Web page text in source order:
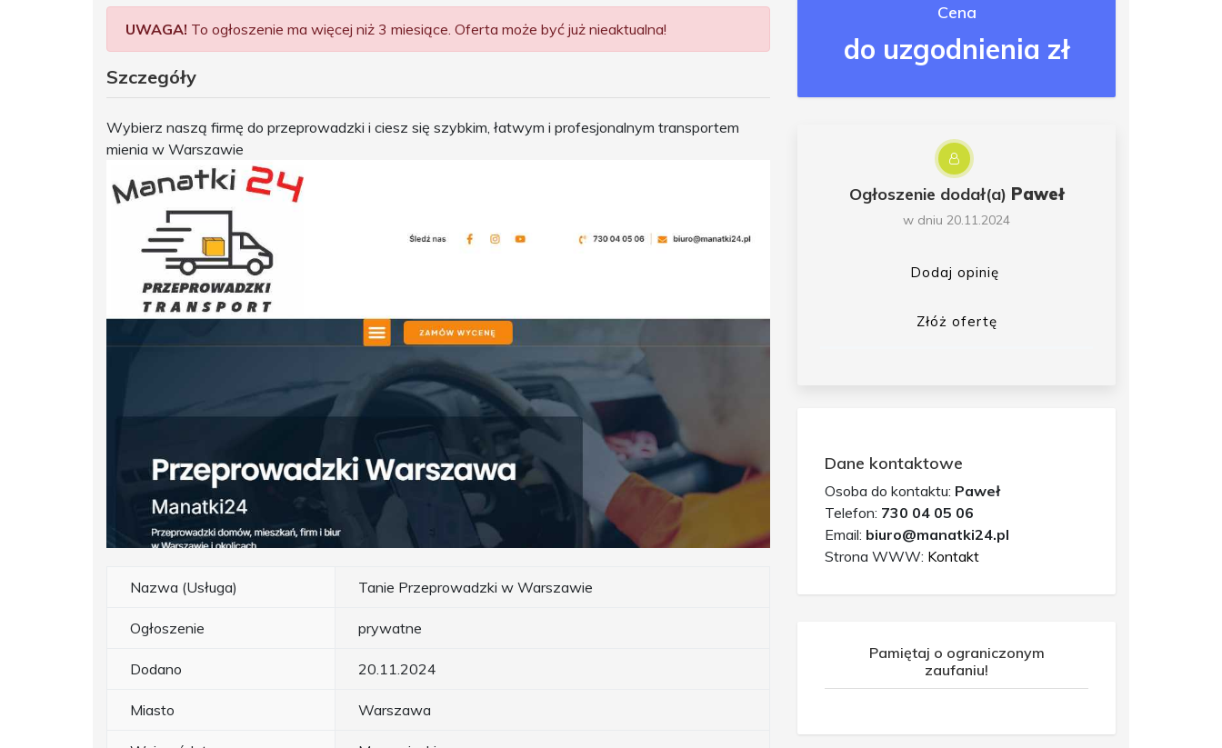
UWAGA! To ogłoszenie ma więcej niż 3 miesiące. Oferta może być już nieaktualna!
Szczegóły
Wybierz naszą firmę do przeprowadzki i ciesz się szybkim, łatwym i profesjonalnym transportem
mienia w Warszawie
Nazwa (Usługa) Tanie Przeprowadzki w Warszawie
Ogłoszenie prywatne
Dodano 20.11.2024
Miasto Warszawa
Cena
do uzgodnienia zł
Ogłoszenie dodał(a) Paweł
w dniu 20.11.2024
Dodaj opinię
Złóż ofertę
Dane kontaktowe
Osoba do kontaktu: Paweł
Telefon: 730 04 05 06
Email: biuro@manatki24.pl
Strona WWW: Kontakt
Pamiętaj o ograniczonym
zaufaniu!